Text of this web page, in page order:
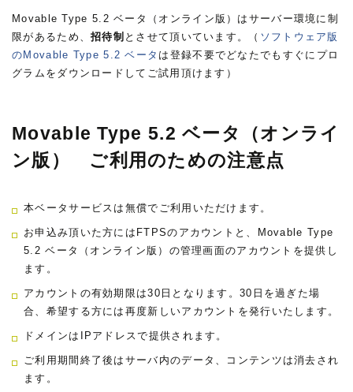
Movable Type 5.2 ベータ（オンライン版）はサーバー環境に制
限があるため、招待制 とさせて頂いています。（ ソフトウェア版
のMovable Type 5.2 ベータ は登録不要でどなたでもすぐにプロ
グラムをダウンロードしてご試用頂けます）
Movable Type 5.2 ベータ（オンライ
ン版） ご利用のための注意点
本ベータサービスは無償でご利用いただけます。
お申込み頂いた方にはFTPSのアカウントと、Movable Type
5.2 ベータ（オンライン版）の管理画面のアカウントを提供し
ます。
アカウントの有効期限は30日となります。30日を過ぎた場
合、希望する方には再度新しいアカウントを発行いたします。
ドメインはIPアドレスで提供されます。
ご利用期間終了後はサーバ内のデータ、コンテンツは消去され
ます。